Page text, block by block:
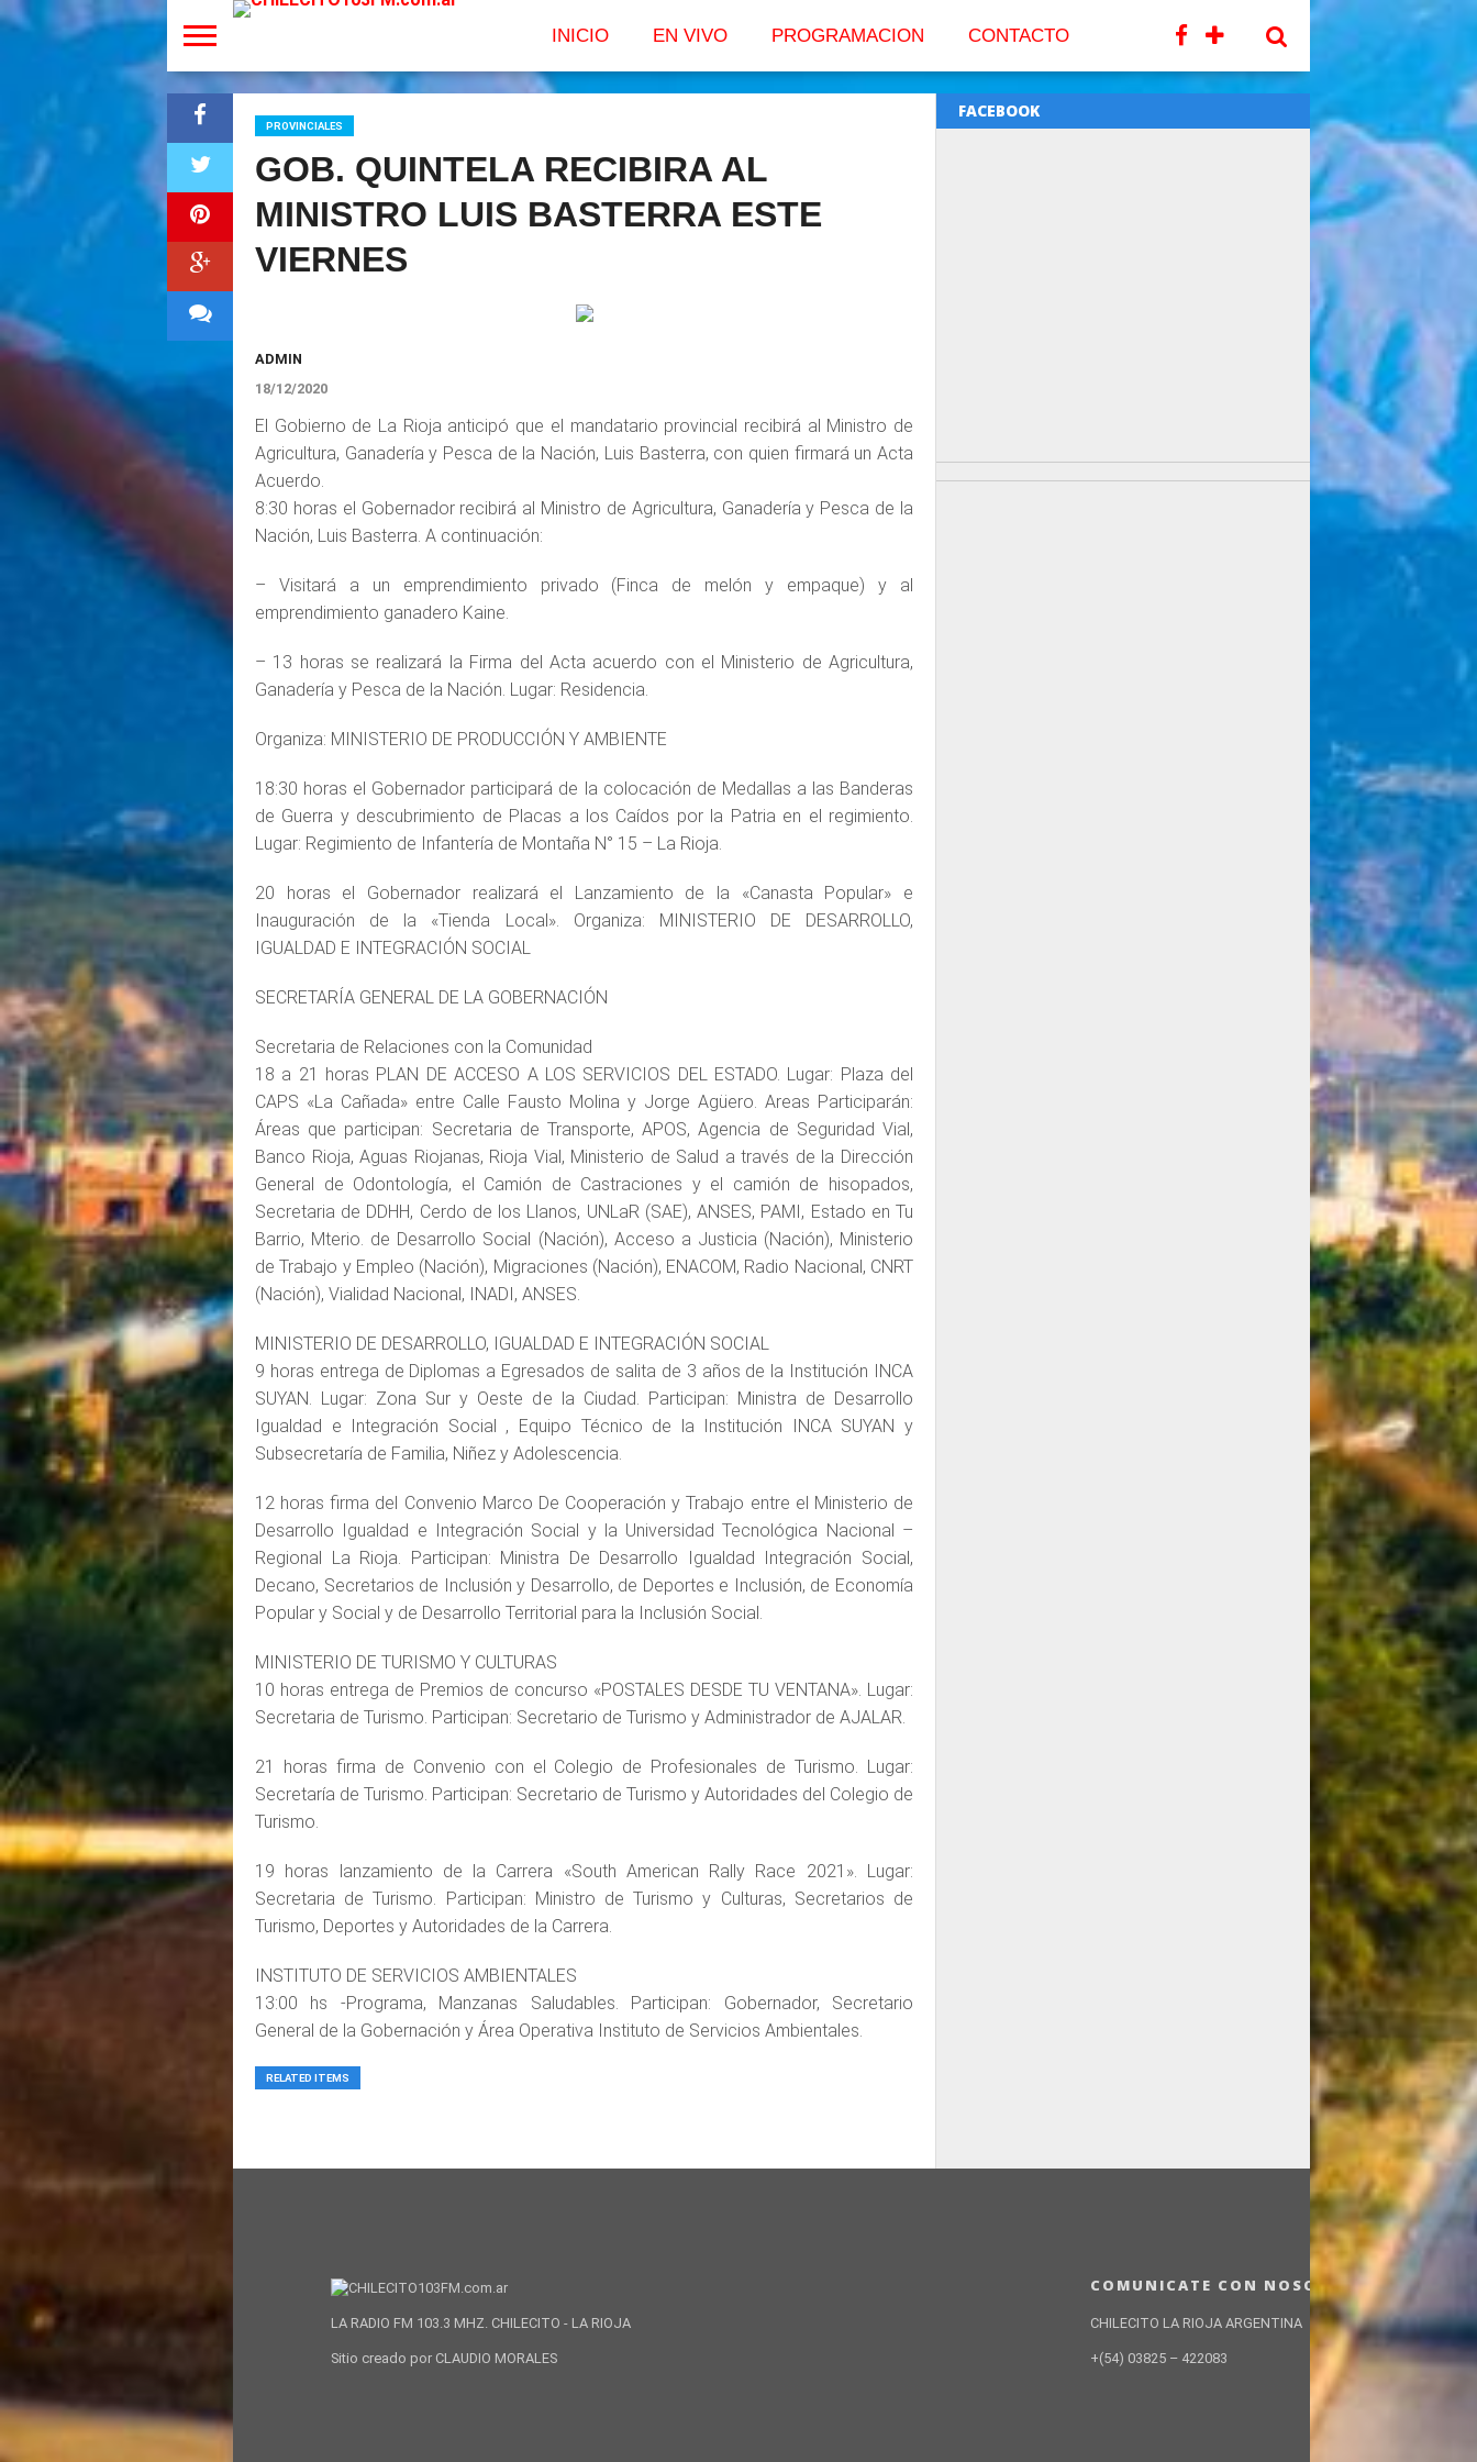
INICIO EN VIVO PROGRAMACION CONTACTO
PROVINCIALES
GOB. QUINTELA RECIBIRA AL
MINISTRO LUIS BASTERRA ESTE
VIERNES
ADMIN
18/12/2020
El Gobierno de La Rioja anticipó que el mandatario provincial recibirá al Ministro de
Agricultura, Ganadería y Pesca de la Nación, Luis Basterra, con quien firmará un Acta
Acuerdo.
8:30 horas el Gobernador recibirá al Ministro de Agricultura, Ganadería y Pesca de la
Nación, Luis Basterra. A continuación:
– Visitará a un emprendimiento privado (Finca de melón y empaque) y al
emprendimiento ganadero Kaine.
– 13 horas se realizará la Firma del Acta acuerdo con el Ministerio de Agricultura,
Ganadería y Pesca de la Nación. Lugar: Residencia.
Organiza: MINISTERIO DE PRODUCCIÓN Y AMBIENTE
18:30 horas el Gobernador participará de la colocación de Medallas a las Banderas
de Guerra y descubrimiento de Placas a los Caídos por la Patria en el regimiento.
Lugar: Regimiento de Infantería de Montaña N° 15 – La Rioja.
20 horas el Gobernador realizará el Lanzamiento de la «Canasta Popular» e
Inauguración de la «Tienda Local». Organiza: MINISTERIO DE DESARROLLO,
IGUALDAD E INTEGRACIÓN SOCIAL
SECRETARÍA GENERAL DE LA GOBERNACIÓN
Secretaria de Relaciones con la Comunidad
18 a 21 horas PLAN DE ACCESO A LOS SERVICIOS DEL ESTADO. Lugar: Plaza del
CAPS «La Cañada» entre Calle Fausto Molina y Jorge Agüero. Areas Participarán:
Áreas que participan: Secretaria de Transporte, APOS, Agencia de Seguridad Vial,
Banco Rioja, Aguas Riojanas, Rioja Vial, Ministerio de Salud a través de la Dirección
General de Odontología, el Camión de Castraciones y el camión de hisopados,
Secretaria de DDHH, Cerdo de los Llanos, UNLaR (SAE), ANSES, PAMI, Estado en Tu
Barrio, Mterio. de Desarrollo Social (Nación), Acceso a Justicia (Nación), Ministerio
de Trabajo y Empleo (Nación), Migraciones (Nación), ENACOM, Radio Nacional, CNRT
(Nación), Vialidad Nacional, INADI, ANSES.
MINISTERIO DE DESARROLLO, IGUALDAD E INTEGRACIÓN SOCIAL
9 horas entrega de Diplomas a Egresados de salita de 3 años de la Institución INCA
SUYAN. Lugar: Zona Sur y Oeste de la Ciudad. Participan: Ministra de Desarrollo
Igualdad e Integración Social , Equipo Técnico de la Institución INCA SUYAN y
Subsecretaría de Familia, Niñez y Adolescencia.
12 horas firma del Convenio Marco De Cooperación y Trabajo entre el Ministerio de
Desarrollo Igualdad e Integración Social y la Universidad Tecnológica Nacional –
Regional La Rioja. Participan: Ministra De Desarrollo Igualdad Integración Social,
Decano, Secretarios de Inclusión y Desarrollo, de Deportes e Inclusión, de Economía
Popular y Social y de Desarrollo Territorial para la Inclusión Social.
MINISTERIO DE TURISMO Y CULTURAS
10 horas entrega de Premios de concurso «POSTALES DESDE TU VENTANA». Lugar:
Secretaria de Turismo. Participan: Secretario de Turismo y Administrador de AJALAR.
21 horas firma de Convenio con el Colegio de Profesionales de Turismo. Lugar:
Secretaría de Turismo. Participan: Secretario de Turismo y Autoridades del Colegio de
Turismo.
19 horas lanzamiento de la Carrera «South American Rally Race 2021». Lugar:
Secretaria de Turismo. Participan: Ministro de Turismo y Culturas, Secretarios de
Turismo, Deportes y Autoridades de la Carrera.
INSTITUTO DE SERVICIOS AMBIENTALES
13:00 hs -Programa, Manzanas Saludables. Participan: Gobernador, Secretario
General de la Gobernación y Área Operativa Instituto de Servicios Ambientales.
RELATED ITEMS
FACEBOOK
LA RADIO FM 103.3 MHZ. CHILECITO - LA RIOJA
Sitio creado por CLAUDIO MORALES
COMUNICATE CON NOSOTROS
CHILECITO LA RIOJA ARGENTINA
+(54) 03825 – 422083